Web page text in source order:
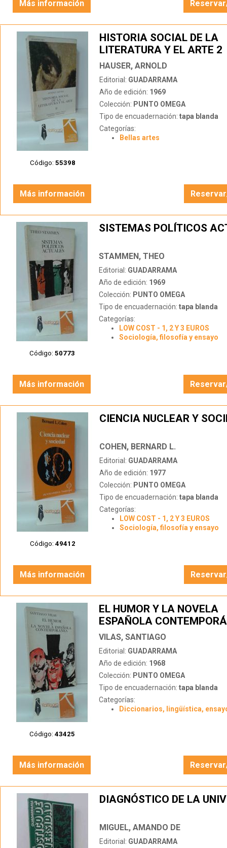
Más información
Código: 55398
HISTORIA SOCIAL DE LA
LITERATURA Y EL ARTE 2
HAUSER, ARNOLD
Editorial: GUADARRAMA
Año de edición: 1969
Colección: PUNTO OMEGA
Tipo de encuadernación: tapa blanda
Categorías:
Bellas artes
Más información
Código: 50773
SISTEMAS POLÍTICOS
STAMMEN, THEO
Editorial: GUADARRAMA
Año de edición: 1969
Colección: PUNTO OMEGA
Tipo de encuadernación: tapa blanda
Categorías:
LOW COST - 1, 2 Y 3 EUROS
Sociología, filosofía y ensayo
Más información
Código: 49412
CIENCIA NUCLEAR Y
COHEN, BERNARD L.
Editorial: GUADARRAMA
Año de edición: 1977
Colección: PUNTO OMEGA
Tipo de encuadernación: tapa blanda
Categorías:
LOW COST - 1, 2 Y 3 EUROS
Sociología, filosofía y ensayo
Más información
Código: 43425
EL HUMOR Y LA NOVELA
ESPAÑOLA
VILAS, SANTIAGO
Editorial: GUADARRAMA
Año de edición: 1968
Colección: PUNTO OMEGA
Tipo de encuadernación: tapa blanda
Categorías:
Diccionarios, lingüística,
Más información
DIAGNÓSTICO DE LA
MIGUEL, AMANDO DE
Editorial: GUADARRAMA